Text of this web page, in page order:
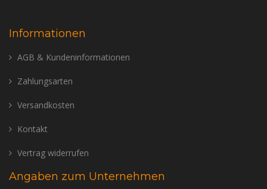
Informationen
AGB & Kundeninformationen
Zahlungsarten
Versandkosten
Kontakt
Vertrag widerrufen
Angaben zum Unternehmen